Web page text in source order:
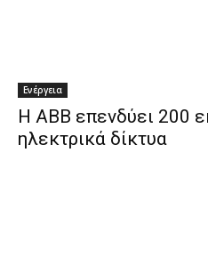
Ενέργεια
Η ABB επενδύει 200
ηλεκτρικά δίκτυα